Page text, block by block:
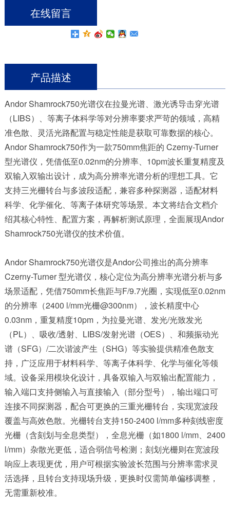
在线留言
产品描述
Andor Shamrock750光谱仪在拉曼光谱、激光诱导击穿光谱
（LIBS）、等离子体科学等对分辨率要求严苛的领域，高精
准色散、灵活光路配置与稳定性能是获取可靠数据的核心。
Andor Shamrock750作为一款750mm焦距的 Czerny-Turner
型光谱仪，凭借低至0.02nm的分辨率、10pm波长重复精度及
双输入双输出设计，成为高分辨率光谱分析的理想工具。它
支持三光栅转台与多波段适配，兼容多种探测器，适配材料
科学、化学催化、等离子体研究等场景。本文将结合文档介
绍其核心特性、配置方案，再解析测试原理，全面展现Andor
Shamrock750光谱仪的技术价值。
Andor Shamrock750光谱仪是Andor公司推出的高分辨率
Czerny-Turner 型光谱仪，核心定位为高分辨率光谱分析与多
场景适配，凭借750mm长焦距与F/9.7光圈，实现低至0.02nm
的分辨率（2400 l/mm光栅@300nm），波长精度中心
0.03nm，重复精度10pm，为拉曼光谱、发光/光致发光
（PL）、吸收/透射、LIBS/发射光谱（OES）、和频振动光
谱（SFG）/二次谐波产生（SHG）等实验提供精准色散支
持，广泛应用于材料科学、等离子体科学、化学与催化等领
域。设备采用模块化设计，具备双输入与双输出配置能力，
输入端口支持侧输入与直接输入（部分型号），输出端口可
连接不同探测器，配合可更换的三重光栅转台，实现宽波段
覆盖与高效色散。光栅转台支持150-2400 l/mm多种刻线密度
光栅（含刻划与全息类型），全息光栅（如1800 l/mm、2400
l/mm）杂散光更低，适合弱信号检测；刻划光栅则在宽波段
响应上表现更优，用户可根据实验波长范围与分辨率需求灵
活选择，且转台支持现场升级，更换时仅需简单偏移调整，
无需重新校准。